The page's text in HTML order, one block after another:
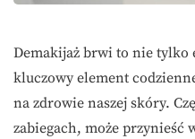
Demakijaż brwi to nie tylko
kluczowy element
na zdrowie naszej skóry.
zabiegach, może przynieść